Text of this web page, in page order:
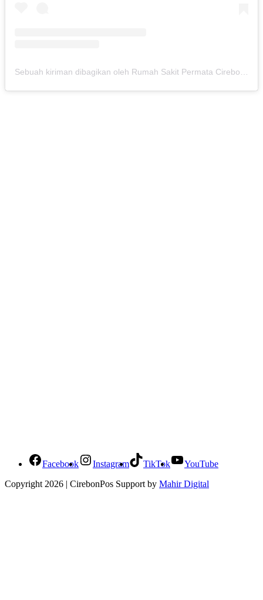
Sebuah kiriman dibagikan oleh Rumah Sakit Permata Cirebon (@rspermatacirebon)
Facebook Instagram TikTok
YouTube
Copyright 2026 | CirebonPos Support by Mahir Digital